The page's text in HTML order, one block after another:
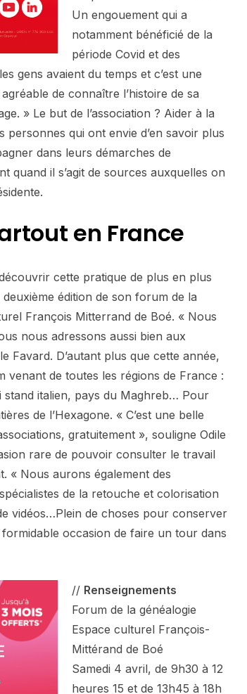
Un engouement qui a
notamment bénéficié de la
période Covid et des
gens avaient du temps et c’est une
de connaître l’histoire de sa
» Le but de l’association ? Aider à la
qui ont envie d’en savoir plus
dans leurs démarches de
quand il s’agit de sources auxquelles on
en France
cette pratique de plus en plus
édition de son forum de la
François Mitterrand de Boé. « Nous
nous adressons aussi bien aux
Favard. D’autant plus que cette année,
de toutes les régions de France :
stand italien, pays du Maghreb… Pour
de l’Hexagone. « C’est une belle
gratuitement », souligne Odile
rare de pouvoir consulter le travail
« Nous aurons également des
de la retouche et colorisation
vidéos…Plein de choses pour conserver
occasion de faire un tour dans
// Renseignements
Forum de la généalogie
Espace culturel François-
Mittérand de Boé
Samedi 4 avril, de 9h30 à 12
heures 15 et de 13h45 à 18h